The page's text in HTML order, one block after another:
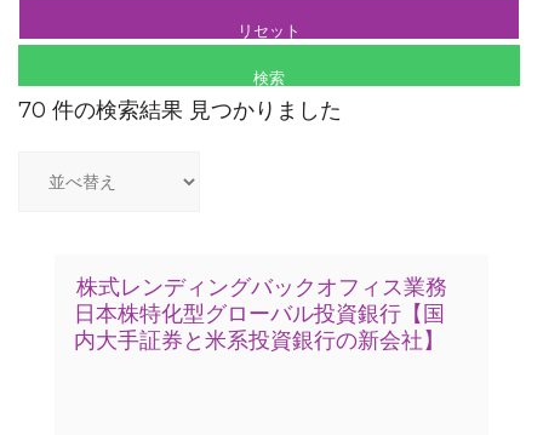
70 件の検索結果 見つかりました
株式レンディングバックオフィス業務
日本株特化型グローバル投資銀行【国
内大手証券と米系投資銀行の新会社】